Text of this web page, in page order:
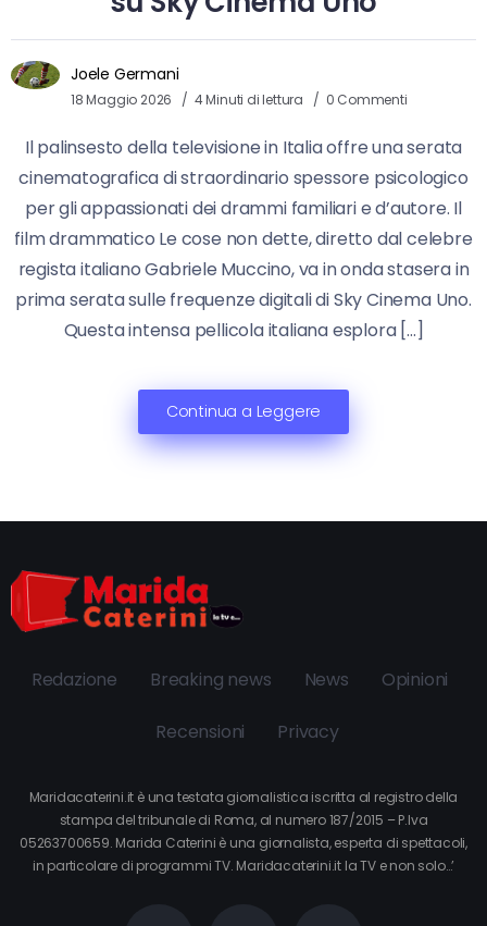
Joele Germani
18 Maggio 2026 4 Minuti di lettura 0 Commenti
Il palinsesto della televisione in Italia offre una serata
cinematografica di straordinario spessore psicologico
per gli appassionati dei drammi familiari e d’autore. Il
film drammatico Le cose non dette, diretto dal celebre
regista italiano Gabriele Muccino, va in onda stasera in
prima serata sulle frequenze digitali di Sky Cinema Uno.
Questa intensa pellicola italiana esplora […]
Continua a Leggere
Redazione Breaking news News Opinioni
Recensioni Privacy
Maridacaterini.it è una testata giornalistica iscritta al registro della
stampa del tribunale di Roma, al numero 187/2015 – P.Iva
05263700659. Marida Caterini è una giornalista, esperta di spettacoli,
in particolare di programmi TV. Maridacaterini.it la TV e non solo…’